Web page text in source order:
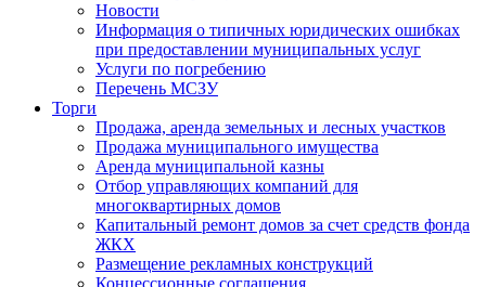
Новости
Информация о типичных юридических ошибках
при предоставлении муниципальных услуг
Услуги по погребению
Перечень МСЗУ
Торги
Продажа, аренда земельных и лесных участков
Продажа муниципального имущества
Аренда муниципальной казны
Отбор управляющих компаний для
многоквартирных домов
Капитальный ремонт домов за счет средств фонда
ЖКХ
Размещение рекламных конструкций
Концессионные соглашения